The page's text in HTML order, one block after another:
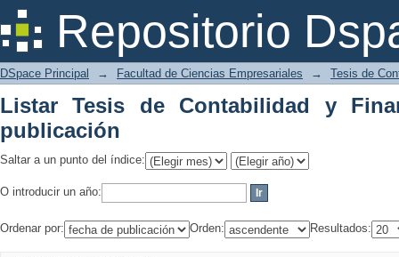
Repositorio
Listar Tesis de Contabilidad y
DSpace Principal → Facultad de Ciencias Empresariales → Tesis de
Listar Tesis de Contabilidad y
publicación
Saltar a un punto del índice:
O introducir un año:
Ordenar por: Orden: Resultados: